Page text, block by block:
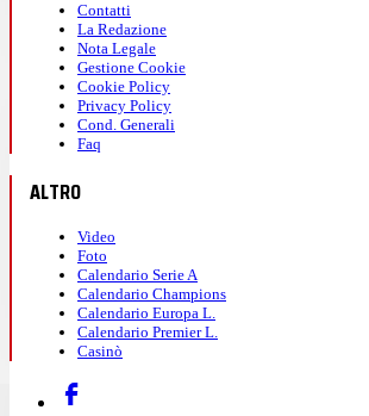
Contatti
La Redazione
Nota Legale
Gestione Cookie
Cookie Policy
Privacy Policy
Cond. Generali
Faq
ALTRO
Video
Foto
Calendario Serie A
Calendario Champions
Calendario Europa L.
Calendario Premier L.
Casinò